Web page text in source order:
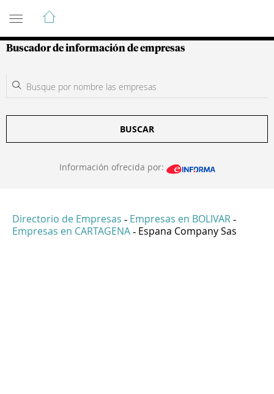
Guía de Empresas Colombianas
Buscador de información de empresas
BUSCAR
Información ofrecida por:
Directorio de Empresas - Empresas en BOLIVAR -
Empresas en CARTAGENA - Espana Company Sas